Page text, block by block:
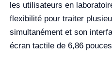
les utilisateurs en
flexibilité pour traiter
simultanément et son
écran tactile de 6,86